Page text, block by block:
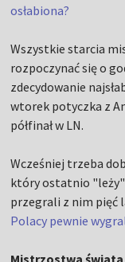
osłabiona?
Wszystkie starcia
rozpoczynać się o
zdecydowanie
wtorek potyczka z
półfinał w LN.
Wcześniej trzeba
który ostatnio
przegrali z nim pięć
Polacy pewnie
Mistrzostwa świata